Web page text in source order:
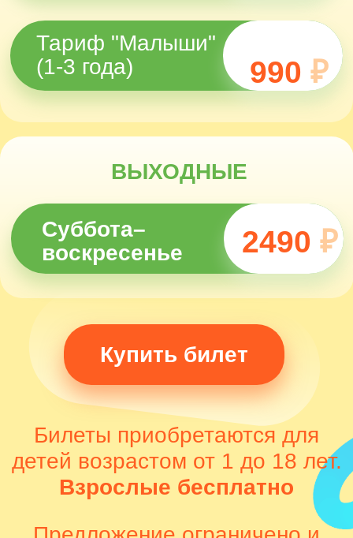
детей возрастом от 1 до 18 лет.
Предложение ограничено и
действует до 28.08.2026
воскресенье 2490 ₽
Купить билет
Мультимедийный
парк
развлечений для
всей семьи
Уникальный
Любой детский праздник|